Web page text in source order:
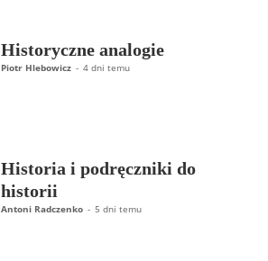
Historyczne analogie
Piotr Hlebowicz - 4 dni temu
Historia i podręczniki do
historii
Antoni Radczenko - 5 dni temu